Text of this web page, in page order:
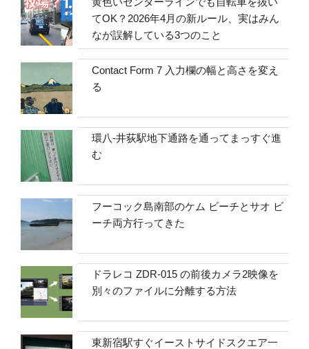
てOK？2026年4月の新ルール、実はみん
なが誤解している3つのこと
Contact Form 7 入力欄の幅と高さを変え
る
環八-井荻駅地下通路を通ってまっすぐ進
む
フーコック島南部のケム ビーチとサオ ビ
ーチ両方行ってきた
ドラレコ ZDR-015 の前後カメラ2映像を
別々のファイルに分離する方法
東新宿駅すぐイーストサイドスクエア一